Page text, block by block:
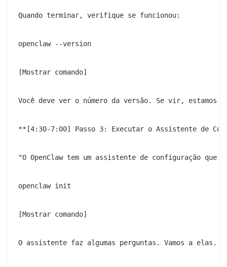
Quando terminar, verifique se funcionou:
openclaw --version
[Mostrar comando]
Você deve ver o número da versão. Se vir, estamos
**[4:30-7:00] Passo 3: Executar o Assistente de
"O OpenClaw tem um assistente de configuração
openclaw init
[Mostrar comando]
O assistente faz algumas perguntas. Vamos a elas.